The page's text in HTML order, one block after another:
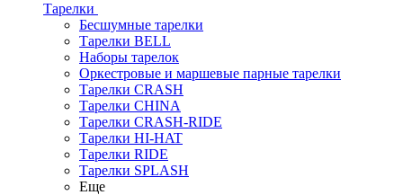
Тарелки
Бесшумные тарелки
Тарелки BELL
Наборы тарелок
Оркестровые и маршевые парные тарелки
Тарелки CRASH
Тарелки CHINA
Тарелки CRASH-RIDE
Тарелки HI-HAT
Тарелки RIDE
Тарелки SPLASH
Еще